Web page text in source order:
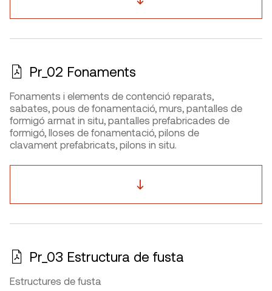
Pr_02 Fonaments
Fonaments i elements de contenció reparats,
sabates, pous de fonamentació, murs, pantalles de
formigó armat in situ, pantalles prefabricades de
formigó, lloses de fonamentació, pilons de
clavament prefabricats, pilons in situ.
Pr_03 Estructura de fusta
Estructures de fusta